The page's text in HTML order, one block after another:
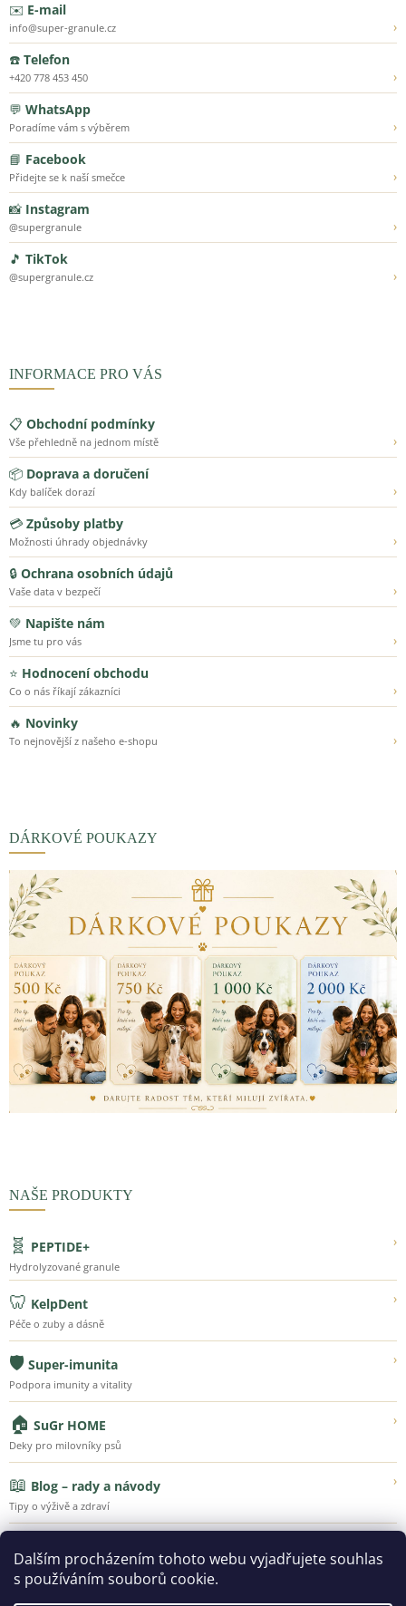
Dalším procházením tohoto webu vyjadřujete souhlas
s používáním souborů cookie.
✉️ E-mail
info@super-granule.cz
›
☎️ Telefon
+420 778 453 450
›
💬 WhatsApp
Poradíme vám s výběrem
›
📘 Facebook
Přidejte se k naší smečce
›
📸 Instagram
@supergranule
›
🎵 TikTok
@supergranule.cz ›
INFORMACE PRO VÁS
📋 Obchodní podmínky
Vše přehledně na jednom místě
›
📦 Doprava a doručení
Kdy balíček dorazí
›
💳 Způsoby platby
Možnosti úhrady objednávky
›
🔒 Ochrana osobních údajů
Vaše data v bezpečí
›
💚 Napište nám
Jsme tu pro vás
›
⭐ Hodnocení obchodu
Co o nás říkají zákazníci
›
🔥 Novinky
To nejnovější z našeho e-shopu ›
DÁRKOVÉ POUKAZY
NAŠE PRODUKTY
🧬 PEPTIDE+ ›
Hydrolyzované granule
🦷 KelpDent ›
Péče o zuby a dásně
🛡️ Super-imunita ›
Podpora imunity a vitality
🏠 SuGr HOME ›
Deky pro milovníky psů
📖 Blog – rady a návody ›
Tipy o výživě a zdraví
Poznejte Super-Granule